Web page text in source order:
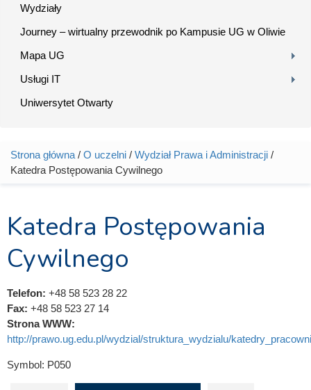
Wydziały
Journey – wirtualny przewodnik po Kampusie UG w Oliwie
Mapa UG
Usługi IT
Uniwersytet Otwarty
Jesteś tutaj
Strona główna / O uczelni / Wydział Prawa i Administracji /
Katedra Postępowania Cywilnego
Katedra Postępowania
Cywilnego
Telefon: +48 58 523 28 22
Fax: +48 58 523 27 14
Strona WWW:
http://prawo.ug.edu.pl/wydzial/struktura_wydzialu/
Symbol: P050